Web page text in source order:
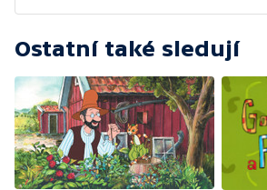
Ostatní také sledují